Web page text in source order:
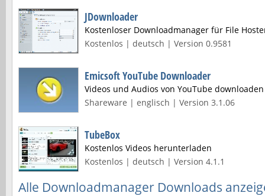
JDownloader
Kostenloser Downloadmanager für File
Kostenlos | deutsch | Version 0.9581
Emicsoft YouTube Downloader
Videos und Audios von YouTube downloaden
Shareware | englisch | Version 3.1.06
TubeBox
Kostenlos Videos herunterladen
Kostenlos | deutsch | Version 4.1.1
Alle Downloadmanager Downloads